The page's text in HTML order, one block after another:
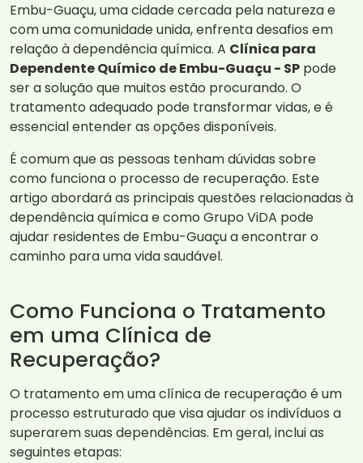
Embu-Guaçu, uma cidade cercada pela natureza e
com uma comunidade unida, enfrenta desafios em
relação à dependência química. A Clínica para
Dependente Químico de Embu-Guaçu - SP pode
ser a solução que muitos estão procurando. O
tratamento adequado pode transformar vidas, e é
essencial entender as opções disponíveis.
É comum que as pessoas tenham dúvidas sobre
como funciona o processo de recuperação. Este
artigo abordará as principais questões relacionadas à
dependência química e como Grupo ViDA pode
ajudar residentes de Embu-Guaçu a encontrar o
caminho para uma vida saudável.
Como Funciona o Tratamento
em uma Clínica de
Recuperação?
O tratamento em uma clínica de recuperação é um
processo estruturado que visa ajudar os indivíduos a
superarem suas dependências. Em geral, inclui as
seguintes etapas: